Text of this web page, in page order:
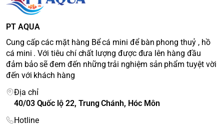
PT AQUA
Cung cấp các mặt hàng Bể cá mini để bàn phong thuỷ , hồ
cá mini . Với tiêu chí chất lượng được đưa lên hàng đầu
đảm bảo sẽ đem đến những trải nghiệm sản phẩm tuyệt vời
đến với khách hàng
Địa chỉ
40/03 Quốc lộ 22, Trung Chánh, Hóc Môn
Hotline